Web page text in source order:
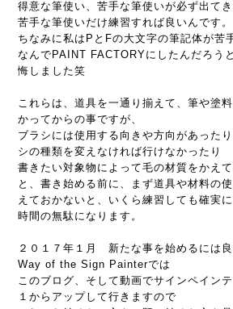
得意な筆使い、苦手な筆使いが必ず出てき
苦手な筆使いだけ練習すれば良いんです。
ちなみに私はPとFの大文字の筆記体が苦
なんでPAINT FACTORYにしたんだろう
悔しました笑
これらは、道具を一通り揃えて、筆や塗
かってからの事ですが、
ブラシには使用する向きや方向があった
シの種類を変えなければ行けなかったり
書きたい対象物によって毛の材質をかえて
と、書き始める前に、まず道具や材料の
えておかないと、いくら練習しても確実に
時間の無駄になります。
２０１７年１月 新たな事を始めるには
Way of the Sign Painterでは
このブログ、そして動画でサインペイン
１からアップして行きますので